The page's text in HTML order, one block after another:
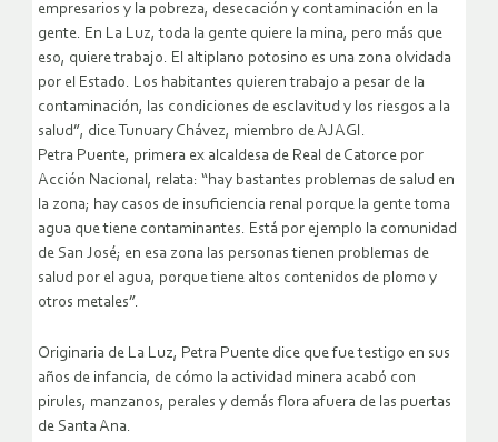
empresarios y la pobreza, desecación y contaminación en la
gente. En La Luz, toda la gente quiere la mina, pero más que
eso, quiere trabajo. El altiplano potosino es una zona olvidada
por el Estado. Los habitantes quieren trabajo a pesar de la
contaminación, las condiciones de esclavitud y los riesgos a la
salud”, dice Tunuary Chávez, miembro de AJAGI.
Petra Puente, primera ex alcaldesa de Real de Catorce por
Acción Nacional, relata: “hay bastantes problemas de salud en
la zona; hay casos de insuficiencia renal porque la gente toma
agua que tiene contaminantes. Está por ejemplo la comunidad
de San José; en esa zona las personas tienen problemas de
salud por el agua, porque tiene altos contenidos de plomo y
otros metales”.
Originaria de La Luz, Petra Puente dice que fue testigo en sus
años de infancia, de cómo la actividad minera acabó con
pirules, manzanos, perales y demás flora afuera de las puertas
de Santa Ana.